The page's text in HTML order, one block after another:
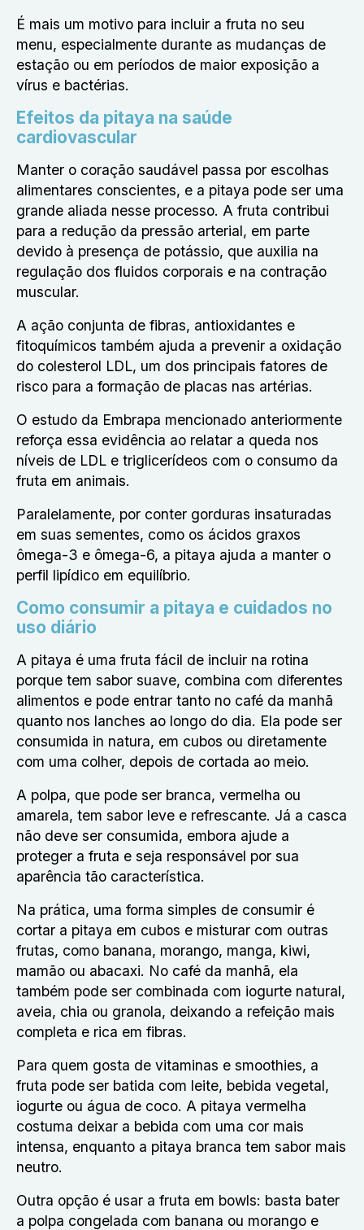
É mais um motivo para incluir a fruta no seu
menu, especialmente durante as mudanças de
estação ou em períodos de maior exposição a
vírus e bactérias.
Efeitos da pitaya na saúde
cardiovascular
Manter o coração saudável passa por escolhas
alimentares conscientes, e a pitaya pode ser uma
grande aliada nesse processo. A fruta contribui
para a redução da pressão arterial, em parte
devido à presença de potássio, que auxilia na
regulação dos fluidos corporais e na contração
muscular.
A ação conjunta de fibras, antioxidantes e
fitoquímicos também ajuda a prevenir a oxidação
do colesterol LDL, um dos principais fatores de
risco para a formação de placas nas artérias.
O estudo da Embrapa mencionado anteriormente
reforça essa evidência ao relatar a queda nos
níveis de LDL e triglicerídeos com o consumo da
fruta em animais.
Paralelamente, por conter gorduras insaturadas
em suas sementes, como os ácidos graxos
ômega-3 e ômega-6, a pitaya ajuda a manter o
perfil lipídico em equilíbrio.
Como consumir a pitaya e cuidados no
uso diário
A pitaya é uma fruta fácil de incluir na rotina
porque tem sabor suave, combina com diferentes
alimentos e pode entrar tanto no café da manhã
quanto nos lanches ao longo do dia. Ela pode ser
consumida in natura, em cubos ou diretamente
com uma colher, depois de cortada ao meio.
A polpa, que pode ser branca, vermelha ou
amarela, tem sabor leve e refrescante. Já a casca
não deve ser consumida, embora ajude a
proteger a fruta e seja responsável por sua
aparência tão característica.
Na prática, uma forma simples de consumir é
cortar a pitaya em cubos e misturar com outras
frutas, como banana, morango, manga, kiwi,
mamão ou abacaxi. No café da manhã, ela
também pode ser combinada com iogurte natural,
aveia, chia ou granola, deixando a refeição mais
completa e rica em fibras.
Para quem gosta de vitaminas e smoothies, a
fruta pode ser batida com leite, bebida vegetal,
iogurte ou água de coco. A pitaya vermelha
costuma deixar a bebida com uma cor mais
intensa, enquanto a pitaya branca tem sabor mais
neutro.
Outra opção é usar a fruta em bowls: basta bater
a polpa congelada com banana ou morango e